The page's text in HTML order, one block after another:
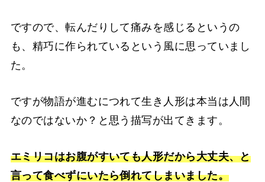
ですので、転んだりして痛みを感じるというの
も、精巧に作られているという風に思っていまし
た。
ですが物語が進むにつれて生き人形は本当は人間
なのではないか？と思う描写が出てきます。
エミリコはお腹がすいても人形だから大丈夫、と
言って食べずにいたら倒れてしまいました。